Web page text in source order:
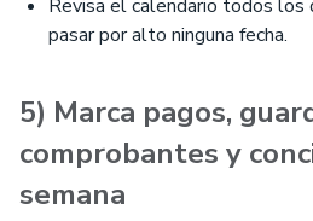
Revisa el calendario todos los
pasar por alto ninguna fecha.
5) Marca pagos,
comprobantes y
semana